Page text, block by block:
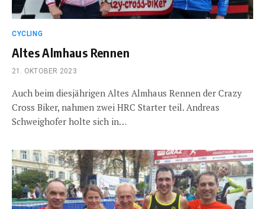
CYCLING
Altes Almhaus Rennen
21. OKTOBER 2023
Auch beim diesjährigen Altes Almhaus Rennen der Crazy
Cross Biker, nahmen zwei HRC Starter teil. Andreas
Schweighofer holte sich in…